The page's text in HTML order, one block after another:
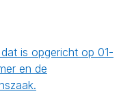
is opgericht op 01-
en de